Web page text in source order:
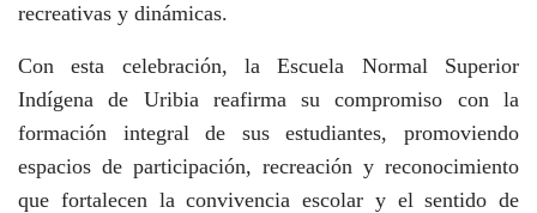
recreativas y dinámicas.
Con esta celebración, la Escuela Normal Superior
Indígena de Uribia reafirma su compromiso con la
formación integral de sus estudiantes, promoviendo
espacios de participación, recreación y reconocimiento
que fortalecen la convivencia escolar y el sentido de